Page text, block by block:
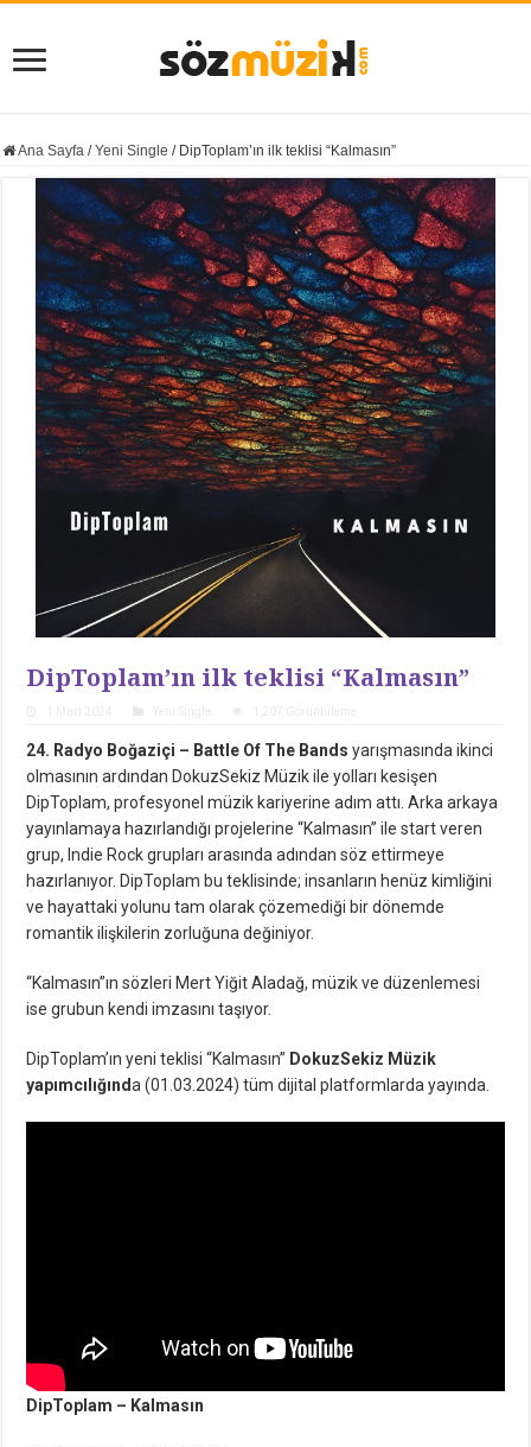
Ana Sayfa / Yeni Single / DipToplam’ın ilk teklisi “Kalmasın”
DipToplam’ın ilk teklisi “Kalmasın”
24. Radyo Boğaziçi – Battle Of The Bands yarışmasında ikinci
olmasının ardından DokuzSekiz Müzik ile yolları kesişen
DipToplam, profesyonel müzik kariyerine adım attı. Arka arkaya
yayınlamaya hazırlandığı projelerine “Kalmasın” ile start veren
grup, Indie Rock grupları arasında adından söz ettirmeye
hazırlanıyor. DipToplam bu teklisinde; insanların henüz kimliğini
ve hayattaki yolunu tam olarak çözemediği bir dönemde
romantik ilişkilerin zorluğuna değiniyor.
“Kalmasın”ın sözleri Mert Yiğit Aladağ, müzik ve düzenlemesi
ise grubun kendi imzasını taşıyor.
DipToplam’ın yeni teklisi “Kalmasın” DokuzSekiz Müzik
yapımcılığında (01.03.2024) tüm dijital platformlarda yayında.
DipToplam – Kalmasın